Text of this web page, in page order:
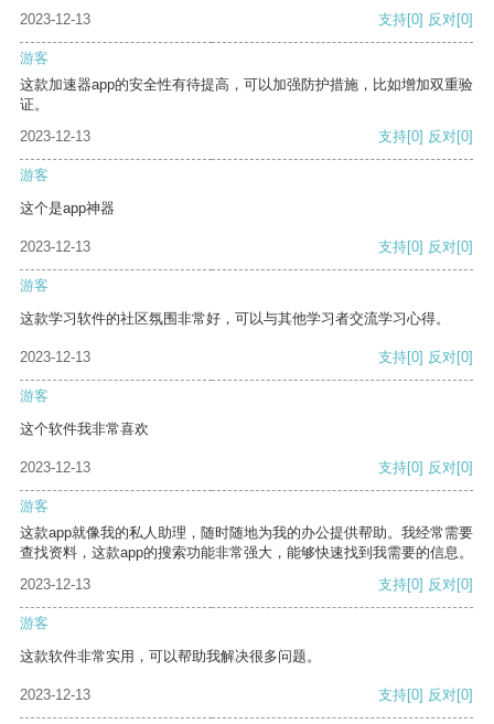
2023-12-13 支持[0] 反对[0]
游客
这款加速器app的安全性有待提高，可以加强防护措施，比如增加双重验
证。
2023-12-13
支持[0] 反对[0]
游客
这个是app神器
2023-12-13 支持[0] 反对[0]
游客
这款学习软件的社区氛围非常好，可以与其他学习者交流学习心得。
2023-12-13 支持[0] 反对[0]
游客
这个软件我非常喜欢
2023-12-13 支持[0] 反对[0]
游客
这款app就像我的私人助理，随时随地为我的办公提供帮助。我经常需要
查找资料，这款app的搜索功能非常强大，能够快速找到我需要的信息。
2023-12-13
支持[0] 反对[0]
游客
这款软件非常实用，可以帮助我解决很多问题。
2023-12-13 支持[0] 反对[0]